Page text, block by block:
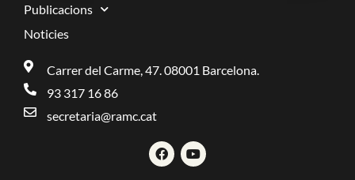
Publicacions
Noticies
Carrer del Carme, 47. 08001 Barcelona.
93 317 16 86
secretaria@ramc.cat
F
a
c
Y
o
u